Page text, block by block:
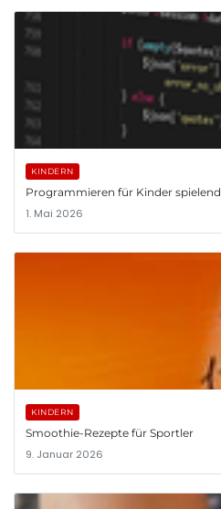
KINDERN
Programmieren für Kinder spielend
1. Mai 2026
KINDERN
Smoothie-Rezepte für Sportler
9. Januar 2026